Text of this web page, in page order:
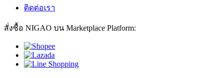
ติดต่อเรา
สั่งซื้อ NIGAO บน Marketplace Platform: